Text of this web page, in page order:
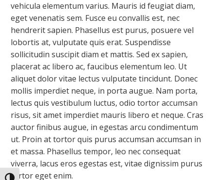
vehicula elementum varius. Mauris id feugiat diam,
eget venenatis sem. Fusce eu convallis est, nec
hendrerit sapien. Phasellus est purus, posuere vel
lobortis at, vulputate quis erat. Suspendisse
sollicitudin suscipit diam et mattis. Sed ex sapien,
placerat ac libero ac, faucibus elementum leo. Ut
aliquet dolor vitae lectus vulputate tincidunt. Donec
mollis imperdiet neque, in porta augue. Nam porta,
lectus quis vestibulum luctus, odio tortor accumsan
risus, sit amet imperdiet mauris libero et neque. Cras
auctor finibus augue, in egestas arcu condimentum
ut. Proin at tortor quis purus accumsan accumsan in
et massa. Phasellus tempor, leo nec consequat
viverra, lacus eros egestas est, vitae dignissim purus
tortor eget enim.